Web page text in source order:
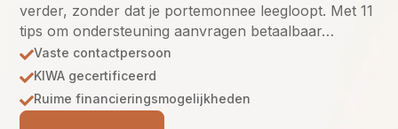
verder, zonder dat je portemonnee leegloopt. Met 11
tips om ondersteuning aanvragen betaalbaar…
Vaste contactpersoon
KIWA gecertificeerd
Ruime financieringsmogelijkheden